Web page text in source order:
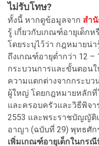
ไม่รับโทษ?
ทั้งนี้ หากดูข้อมูลจาก สำ
รู้ เกี่ยวกับเกณฑ์อายุเด็ก
โดยระบุไว้ว่า กฎหมายน่า
ถึงเกณฑ์อายุต่ำกว่า 12 –
กระบวนการและขั้นตอน
ความแตกต่างจากกระบว
ผู้ใหญ่ โดยกฎหมายหลัก
และครอบครัวและวิธีพิจ
2553 และพระราชบัญญัติ
อาญา (ฉบับที่ 29) พุทธศัก
เพิ่มเกณฑ์อายุเด็กในกร